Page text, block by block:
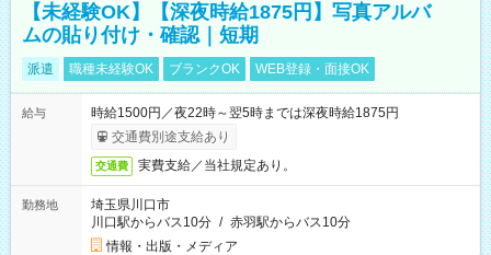
【未経験OK】【深夜時給1875円】写真アルバ
ムの貼り付け・確認｜短期
派遣 職種未経験OK ブランクOK WEB登録・面接OK
給与
時給1500円／夜22時～翌5時までは深夜時給1875円
交通費別途支給あり
交通費 実費支給／当社規定あり。
勤務地
埼玉県川口市
川口駅からバス10分 / 赤羽駅からバス10分
情報・出版・メディア